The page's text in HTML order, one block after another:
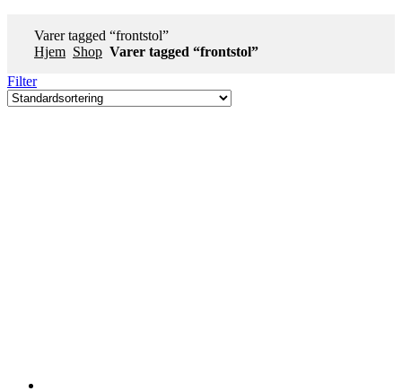
Varer tagged “frontstol”
Hjem Shop Varer tagged “frontstol”
Filter